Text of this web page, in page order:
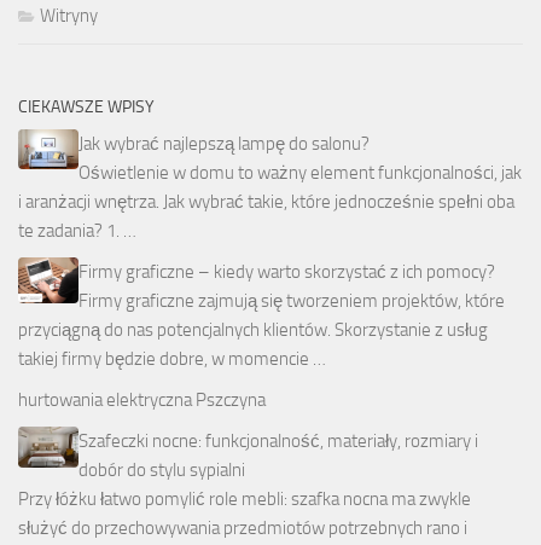
Witryny
CIEKAWSZE WPISY
Jak wybrać najlepszą lampę do salonu?
Oświetlenie w domu to ważny element funkcjonalności, jak
i aranżacji wnętrza. Jak wybrać takie, które jednocześnie spełni oba
te zadania? 1. …
Firmy graficzne – kiedy warto skorzystać z ich pomocy?
Firmy graficzne zajmują się tworzeniem projektów, które
przyciągną do nas potencjalnych klientów. Skorzystanie z usług
takiej firmy będzie dobre, w momencie …
hurtowania elektryczna Pszczyna
Szafeczki nocne: funkcjonalność, materiały, rozmiary i
dobór do stylu sypialni
Przy łóżku łatwo pomylić role mebli: szafka nocna ma zwykle
służyć do przechowywania przedmiotów potrzebnych rano i